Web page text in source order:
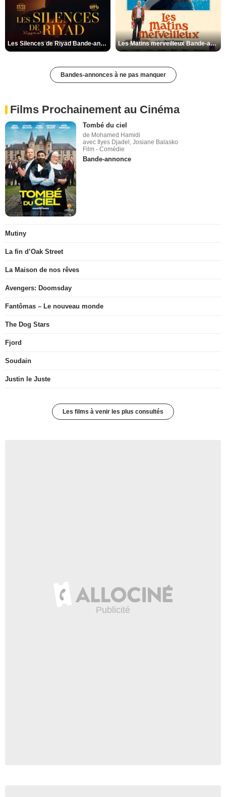
Les Silences de Riyad Bande-annonce VO STFR Les Matins merveilleux Bande-annonce VF
Bandes-annonces à ne pas manquer
Films Prochainement au Cinéma
Tombé du ciel
de Mohamed Hamidi
avec Ilyes Djadel, Josiane Balasko
Film - Comédie
Bande-annonce
Mutiny
La fin d’Oak Street
La Maison de nos rêves
Avengers: Doomsday
Fantômas – Le nouveau monde
The Dog Stars
Fjord
Soudain
Justin le Juste
Les films à venir les plus consultés